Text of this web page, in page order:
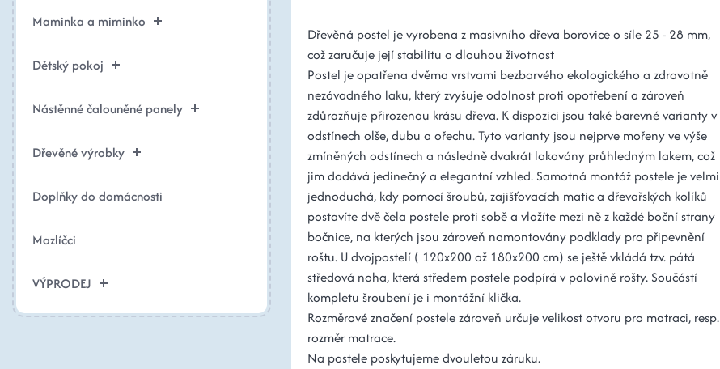
Maminka a miminko
Dětský pokoj
Nástěnné čalouněné panely
Dřevěné výrobky
Doplňky do domácnosti
Mazlíčci
VÝPRODEJ
Dřevěná postel je vyrobena z masivního dřeva borovice o síle 25 - 28 mm,
což zaručuje její stabilitu a dlouhou životnost
Postel je opatřena dvěma vrstvami bezbarvého ekologického a zdravotně
nezávadného laku, který zvyšuje odolnost proti opotřebení a zároveň
zdůrazňuje přirozenou krásu dřeva. K dispozici jsou také barevné varianty v
odstínech olše, dubu a ořechu. Tyto varianty jsou nejprve mořeny ve výše
zmíněných odstínech a následně dvakrát lakovány průhledným lakem, což
jim dodává jedinečný a elegantní vzhled. Samotná montáž postele je velmi
jednoduchá, kdy pomocí šroubů, zajišťovacích matic a dřevařských kolíků
postavíte dvě čela postele proti sobě a vložíte mezi ně z každé boční strany
bočnice, na kterých jsou zároveň namontovány podklady pro připevnění
roštu. U dvojpostelí ( 120x200 až 180x200 cm) se ještě vkládá tzv. pátá
středová noha, která středem postele podpírá v polovině rošty. Součástí
kompletu šroubení je i montážní klička.
Rozměrové značení postele zároveň určuje velikost otvoru pro matraci, resp.
rozměr matrace.
Na postele poskytujeme dvouletou záruku.